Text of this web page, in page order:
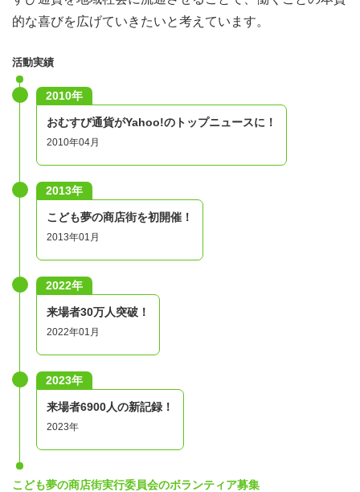
的な喜びを広げていきたいと考えています。
活動実績
2010年
おむすび通貨がYahoo!のトップニュースに！
2010年04月
2013年
こども夢の商店街を初開催！
2013年01月
2022年
来場者30万人突破！
2022年01月
2023年
来場者6900人の新記録！
2023年
こども夢の商店街実行委員会のボランティア募集